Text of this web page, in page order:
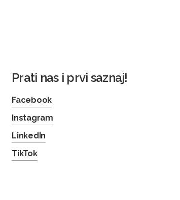
Prati nas i prvi saznaj!
Facebook
Instagram
LinkedIn
TikTok